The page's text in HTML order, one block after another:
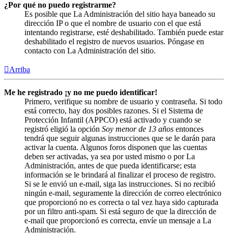
¿Por qué no puedo registrarme?
Es posible que La Administración del sitio haya baneado su
dirección IP o que el nombre de usuario con el que está
intentando registrarse, esté deshabilitado. También puede estar
deshabilitado el registro de nuevos usuarios. Póngase en
contacto con La Administración del sitio.
Arriba
Me he registrado ¡y no me puedo identificar!
Primero, verifique su nombre de usuario y contraseña. Si todo
está correcto, hay dos posibles razones. Si el Sistema de
Protección Infantil (APPCO) está activado y cuando se
registró eligió la opción Soy menor de 13 años entonces
tendrá que seguir algunas instrucciones que se le darán para
activar la cuenta. Algunos foros disponen que las cuentas
deben ser activadas, ya sea por usted mismo o por La
Administración, antes de que pueda identificarse; esta
información se le brindará al finalizar el proceso de registro.
Si se le envió un e-mail, siga las instrucciones. Si no recibió
ningún e-mail, seguramente la dirección de correo electrónico
que proporcionó no es correcta o tal vez haya sido capturada
por un filtro anti-spam. Si está seguro de que la dirección de
e-mail que proporcionó es correcta, envíe un mensaje a La
Administración.